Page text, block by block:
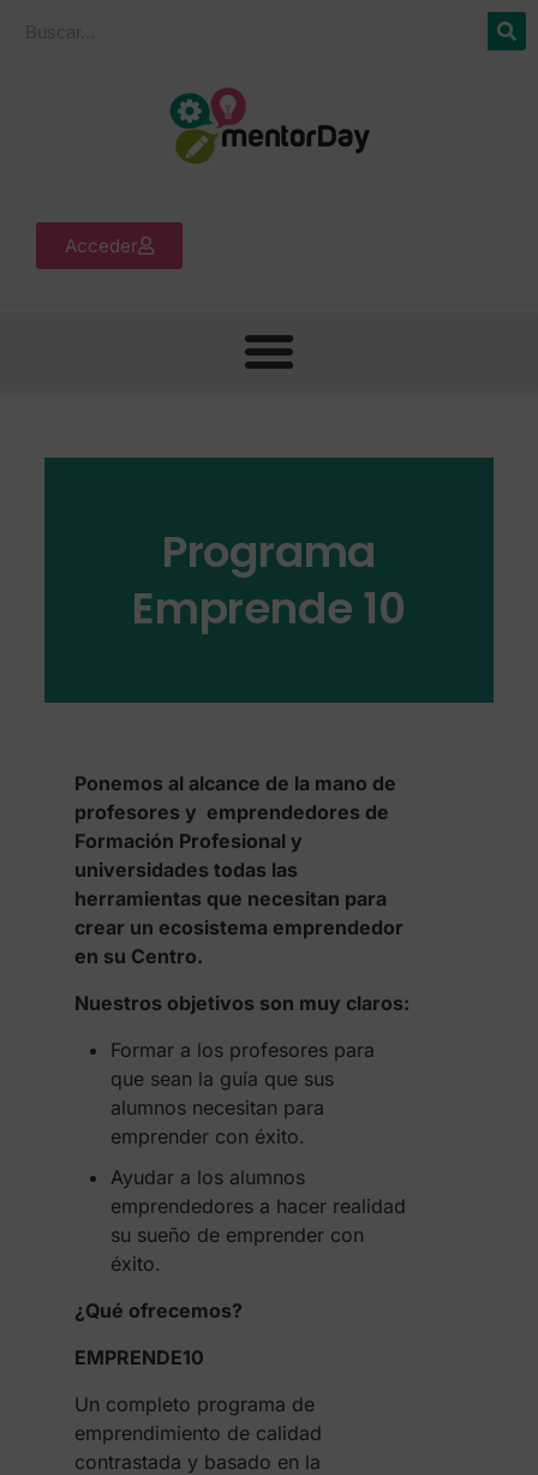
Acceder
Programa
Emprende 10
Ponemos al alcance de la mano de
profesores y emprendedores de
Formación Profesional y
universidades todas las
herramientas que necesitan para
crear un ecosistema emprendedor
en su Centro.
Nuestros objetivos son muy claros:
Formar a los profesores para
que sean la guía que sus
alumnos necesitan para
emprender con éxito.
Ayudar a los alumnos
emprendedores a hacer realidad
su sueño de emprender con
éxito.
¿Qué ofrecemos?
EMPRENDE10
Un completo programa de
emprendimiento de calidad
contrastada y basado en la